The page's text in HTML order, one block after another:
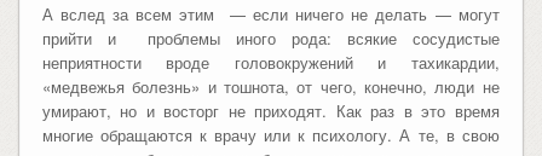
А вслед за всем этим — если ничего не делать — могут
прийти и проблемы иного рода: всякие сосудистые
неприятности вроде головокружений и тахикардии,
«медвежья болезнь» и тошнота, от чего, конечно, люди не
умирают, но и восторг не приходят. Как раз в это время
многие обращаются к врачу или к психологу. А те, в свою